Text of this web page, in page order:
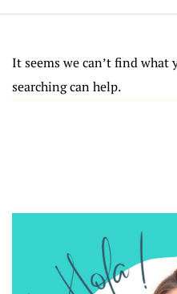
It seems we can’t find what
searching can help.